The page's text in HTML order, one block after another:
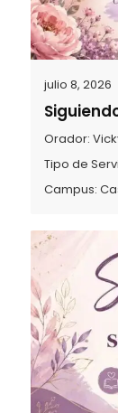
julio 8, 2026
Orador:
Tipo de
Campus: